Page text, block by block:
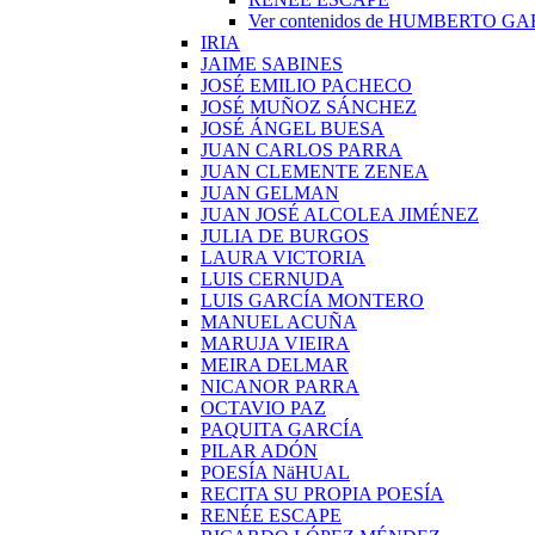
Ver contenidos de HUMBERTO
IRIA
JAIME SABINES
JOSÉ EMILIO PACHECO
JOSÉ MUÑOZ SÁNCHEZ
JOSÉ ÁNGEL BUESA
JUAN CARLOS PARRA
JUAN CLEMENTE ZENEA
JUAN GELMAN
JUAN JOSÉ ALCOLEA JIMÉNEZ
JULIA DE BURGOS
LAURA VICTORIA
LUIS CERNUDA
LUIS GARCÍA MONTERO
MANUEL ACUÑA
MARUJA VIEIRA
MEIRA DELMAR
NICANOR PARRA
OCTAVIO PAZ
PAQUITA GARCÍA
PILAR ADÓN
POESÍA NäHUAL
RECITA SU PROPIA POESÍA
RENÉE ESCAPE